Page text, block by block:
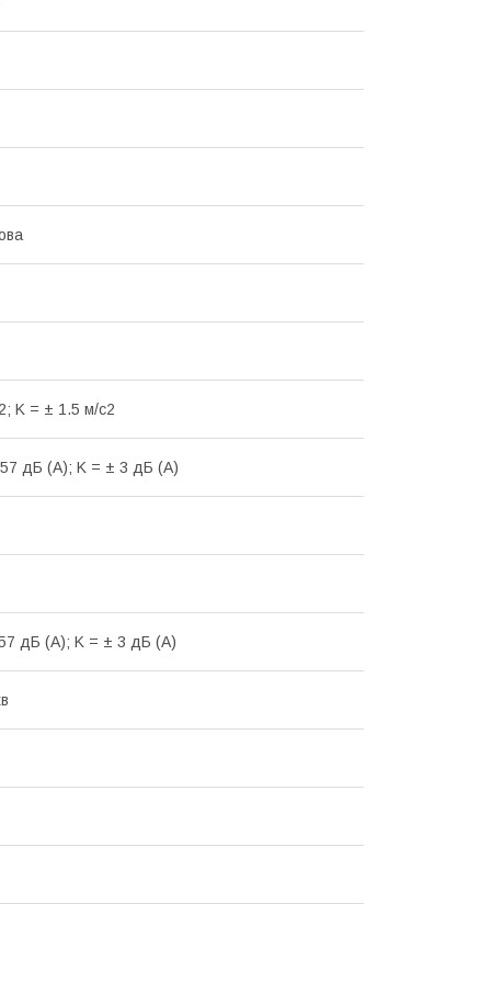
K = ± 1.5 м/с2
дБ (А); K = ± 3 дБ (А)
дБ (А); K = ± 3 дБ (А)